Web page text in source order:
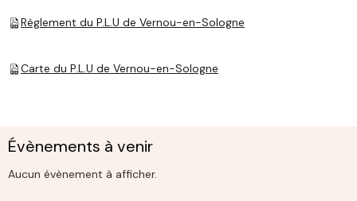
Règlement du P.L.U de Vernou-en-Sologne
Carte du P.L.U de Vernou-en-Sologne
Évènements à venir
Aucun évènement à afficher.